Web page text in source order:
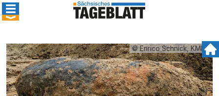
© Enrico Schnick, KMBD